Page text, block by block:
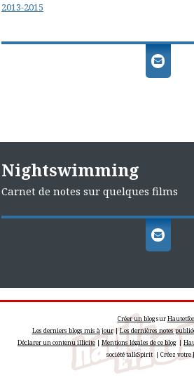
2013-2015
Nightswimming
Carnet de notes sur quelques films
Créer un blogsur
Les derniers blogs mis à jour|Les dernières notes
Déclarer un contenu illicite| Mentions légales de ce blog|
société talkSpirit | Créez votre